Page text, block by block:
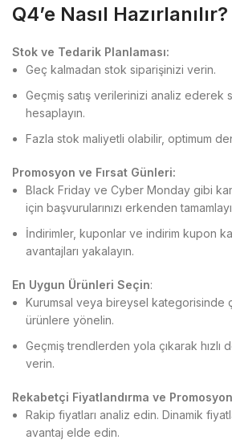
Q4’e Nasıl Hazırlanılır?
Stok ve Tedarik Planlaması:
Geç kalmadan stok siparişinizi verin.
Geçmiş satış verilerinizi analiz ederek
hesaplayın.
Fazla stok maliyetli olabilir, optimum
Promosyon ve Fırsat Günleri:
Black Friday ve Cyber Monday gibi
için başvurularınızı erkenden
İndirimler, kuponlar ve indirim kupon
avantajları yakalayın.
En Uygun Ürünleri Seçin:
Kurumsal veya bireysel kategorisinde
ürünlere yönelin.
Geçmiş trendlerden yola çıkarak hızlı
verin.
Rekabetçi Fiyatlandırma ve
Rakip fiyatları analiz edin. Dinamik
avantaj elde edin.